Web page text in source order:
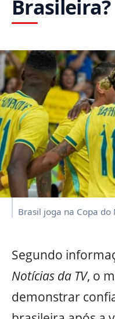
Brasileira?
Brasil joga na Copa
Segundo
Notícias da TV, o
demonstrar